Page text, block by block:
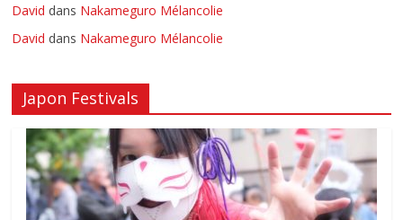
David dans Nakameguro Mélancolie
David dans Nakameguro Mélancolie
Japon Festivals